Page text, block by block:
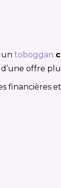
un toboggan
offre
financières